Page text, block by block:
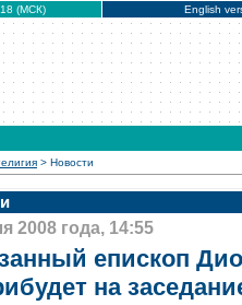
(МСК) English
> Новости
2008 года, 14:55
епископ
на